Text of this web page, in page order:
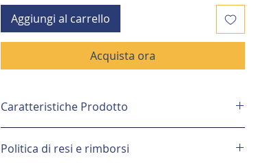
Aggiungi al carrello
Acquista ora
Caratteristiche Prodotto
sognato:traspirante, igienicamente perfetto e dal
Politica di resi e rimborsi